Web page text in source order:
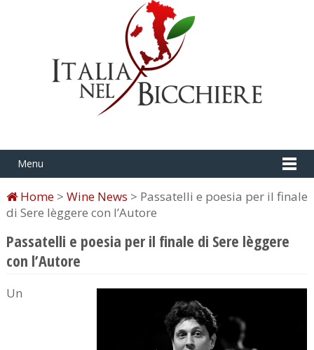
Menu
Home> Wine News > Passatelli e poesia per il finale
di Sere lèggere con l’Autore
Passatelli e poesia per il finale di Sere lèggere
con l’Autore
Un